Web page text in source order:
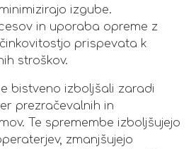
izgube.
in uporaba opreme z
prispevata k
stroškov.
bistveno izboljšali zaradi
prezračevalnih in
Te spremembe izboljšujejo
zmanjšujejo